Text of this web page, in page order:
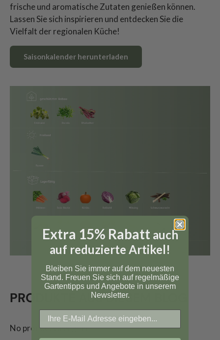
frische und aromatische Zutaten genießen können.
Lassen Sie sich inspirieren und entdecken Sie die
Vielfalt der regionalen Küche!
Saisonkalender herunterladen
PRODUKTE AUS DIESEM BLOG
No products assigned
Extra 15% Rabatt auch
auf reduzierte Artikel!
Bleiben Sie immer auf dem neuesten
Stand. Freuen Sie sich auf regelmäßige
Gartentipps und Angebote in unserem
Newsletter.